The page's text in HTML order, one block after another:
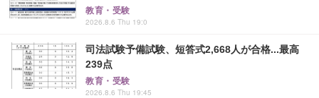
教育・受験
2026.8.6 Thu 19:0
司法試験予備試験、短答式2,668人が合格...最高
239点
教育・受験
2026.8.6 Thu 19:45